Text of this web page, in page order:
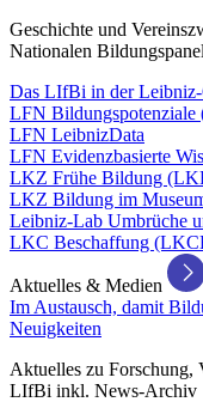
Geschichte und
Nationalen
Das LIfBi in der Leibniz-
LFN
LFN LeibnizData
LFN Evidenzbasierte
LKZ Frühe Bildung
LKZ Bildung im
Leibniz-Lab Umbrüche
LKC Beschaffung
Aktuelles & Medien
Im Austausch, damit
Neuigkeiten
Aktuelles zu Forschung,
LIfBi inkl. News-Archiv